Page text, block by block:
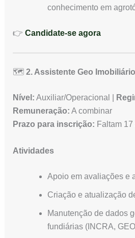
conhecimento em
👉 Candidate-se agora
🗺️ 2. Assistente Geo
Nível: Auxiliar/Operacional |
Remuneração: A combinar
Prazo para inscrição: Faltam
Atividades
Apoio em avaliações e
Criação e atualização
Manutenção de dados
fundiárias (INCRA,